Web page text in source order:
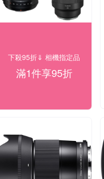
下殺95折⇓ 相機指定品
滿1件享95折